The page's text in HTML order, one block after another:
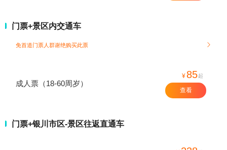
门票+景区内交通车
免首道门票人群谢绝购买此票 
成人票（18-60周岁）
¥ 85起
查看
门票+银川市区-景区往返直通车